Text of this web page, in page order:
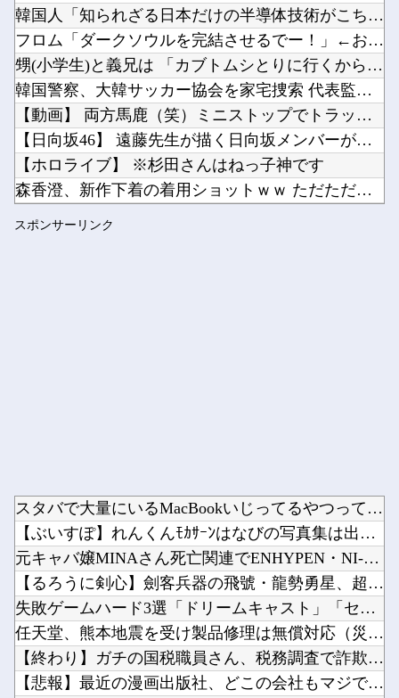
Powered by livedoor 相互RSS
韓国人「知られざる日本だけの半導体技術がこちらです‥」→「サ...
フロム「ダークソウルを完結させるでー！」←おおええやん
甥(小学生)と義兄は 「カブトムシとりに行くから明日早起きだ...
韓国警察、大韓サッカー協会を家宅捜索 代表監督選考巡り
【動画】 両方馬鹿（笑）ミニストップでトラックと衝突したドラ...
【日向坂46】 遠藤先生が描く日向坂メンバーがこちら…
【ホロライブ】 ※杉田さんはねっ子神です
森香澄、新作下着の着用ショットｗｗ ただただスケベな目でしか...
【朗報】 マツダ、新型CX-5が売れて黒字転換！！
スポンサーリンク
スタバで大量にいるMacBookいじってるやつって何やってん...
【ぶいすぽ】れんくんﾓｶｻｰﾝはなびの写真集は出ない他
元キャバ嬢MINAさん死亡関連でENHYPEN・NI-KIの...
【るろうに剣心】劍客兵器の飛號・龍勢勇星、超ミサイル技術の持...
失敗ゲームハード3選「ドリームキャスト」「セガサターン」他
任天堂、熊本地震を受け製品修理は無償対応（災害救助法適用地域...
【終わり】ガチの国税職員さん、税務調査で詐欺を行い〇億だまし...
【悲報】最近の漫画出版社、どこの会社もマジでやばいwwwww...